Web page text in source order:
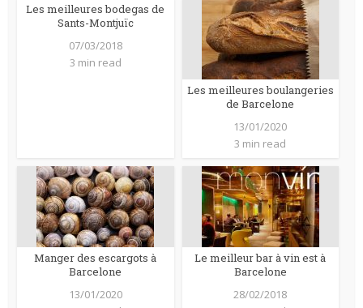
Les meilleures bodegas de
Sants-Montjuïc
07/03/2018
3 min read
Les meilleures boulangeries
de Barcelone
13/01/2020
3 min read
Manger des escargots à
Barcelone
13/01/2020
Le meilleur bar à vin est à
Barcelone
28/02/2018